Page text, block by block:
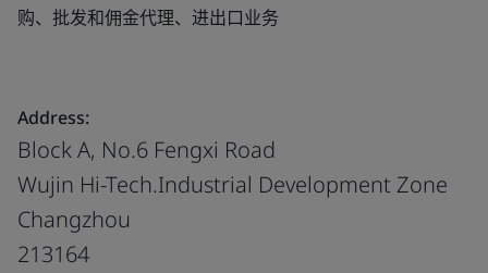
购、批发和佣金代理、进出口业务
Address:
Block A, No.6 Fengxi Road
Wujin Hi-Tech.Industrial Development Zone
Changzhou
213164